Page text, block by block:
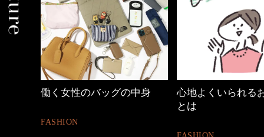
心地よくいられるおしゃれ
40代の小顔メイク